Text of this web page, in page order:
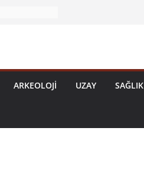
ARKEOLOJI UZAY SAĞLIK